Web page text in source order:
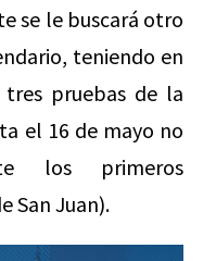
se le buscará otro
teniendo en
pruebas de la
el 16 de mayo no
los primeros
San Juan).